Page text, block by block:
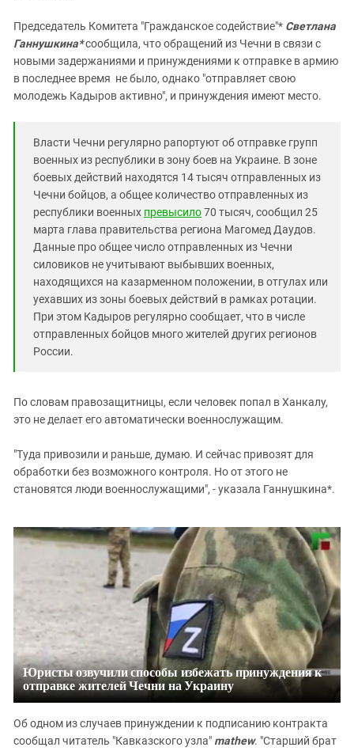
Председатель Комитета "Гражданское содействие"* Светлана
Ганнушкина*сообщила, что обращений из Чечни в связи с
новыми задержаниями и принуждениями к отправке в армию
в последнее время не было, однако "отправляет свою
молодежь Кадыров активно", и принуждения имеют место.
Власти Чечни регулярно рапортуют об отправке групп
военных из республики в зону боев на Украине. В зоне
боевых действий находятся 14 тысяч отправленных из
Чечни бойцов, а общее количество отправленных из
республики военных превысило70 тысяч, сообщил 25
марта глава правительства региона Магомед Даудов.
Данные про общее число отправленных из Чечни
силовиков не учитывают выбывших военных,
находящихся на казарменном положении, в отгулах или
уехавших из зоны боевых действий в рамках ротации.
При этом Кадыров регулярно сообщает, что в числе
отправленных бойцов много жителей других регионов
России.
По словам правозащитницы, если человек попал в Ханкалу,
это не делает его автоматически военнослужащим.
"Туда привозили и раньше, думаю. И сейчас привозят для
обработки без возможного контроля. Но от этого не
становятся люди военнослужащими", - указала Ганнушкина*.
Юристы озвучили способы избежать принуждения к
отправке жителей Чечни на Украину
Об одном из случаев принуждении к подписанию контракта
сообщал читатель "Кавказского узла" mathew. "Старший брат